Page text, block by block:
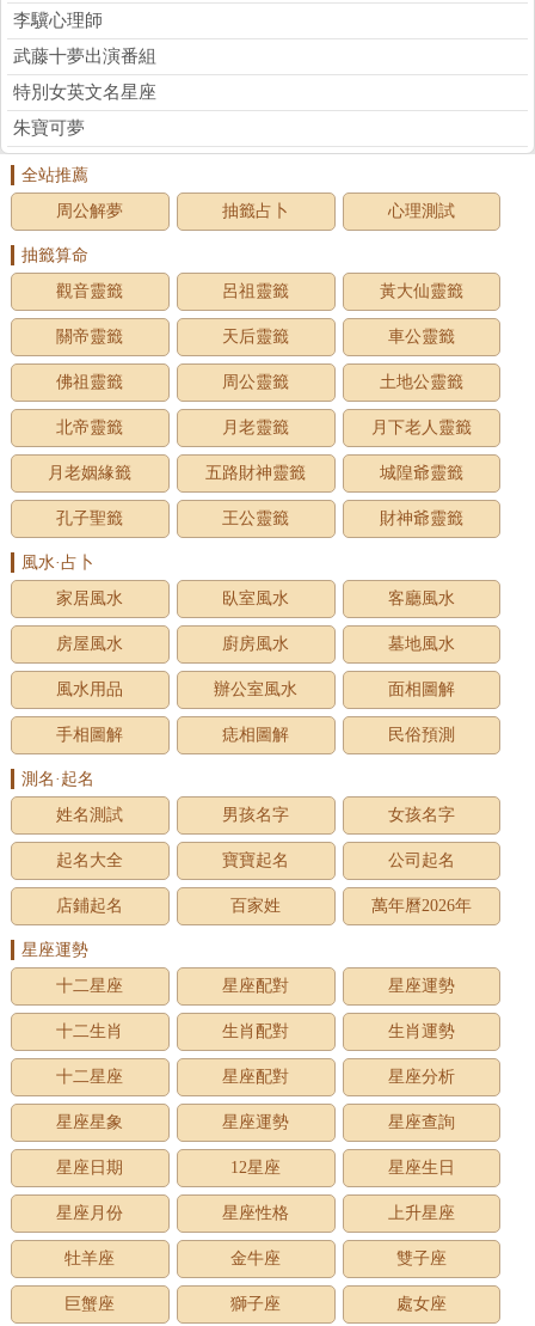
李驥心理師
武藤十夢出演番組
特別女英文名星座
朱寶可夢
全站推薦
周公解夢
抽籤占卜 心理測試
抽籤算命
觀音靈籤
呂祖靈籤 黃大仙靈籤
關帝靈籤 天后靈籤 車公靈籤
佛祖靈籤 周公靈籤 土地公靈籤
北帝靈籤 月老靈籤 月下老人靈籤
月老姻緣籤 五路財神靈籤 城隍爺靈籤
孔子聖籤 王公靈籤 財神爺靈籤
風水·占卜
家居風水
臥室風水 客廳風水
房屋風水 廚房風水 墓地風水
風水用品 辦公室風水 面相圖解
手相圖解 痣相圖解 民俗預測
測名·起名
姓名測試
男孩名字 女孩名字
起名大全 寶寶起名 公司起名
店鋪起名 百家姓 萬年曆2026年
星座運勢
十二星座
星座配對 星座運勢
十二生肖 生肖配對 生肖運勢
十二星座 星座配對 星座分析
星座星象 星座運勢 星座查詢
星座日期 12星座 星座生日
星座月份 星座性格 上升星座
牡羊座 金牛座 雙子座
巨蟹座 獅子座 處女座